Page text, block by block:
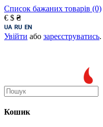
Список бажаних товарів (0)
€ $ ₴
Увійти або зареєструватись.
Кошик